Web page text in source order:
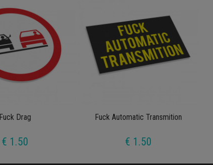
Fuck Drag
€ 1.50
Fuck Automatic Transmition
€ 1.50